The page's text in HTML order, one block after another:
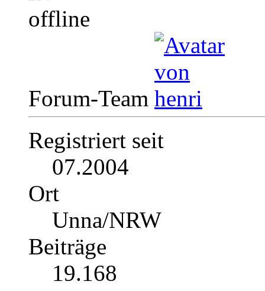
Forum-Team
Registriert seit
07.2004
Ort
Unna/NRW
Beiträge
19.168